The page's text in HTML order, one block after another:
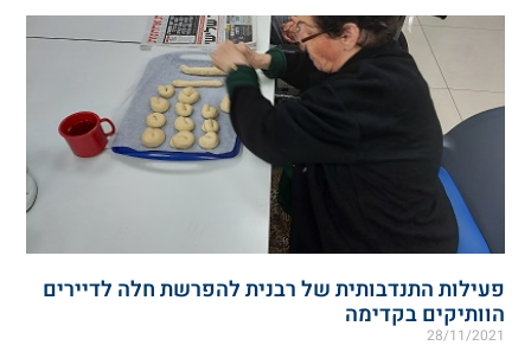
פעילות התנדבותית של רבנית להפרשת חלה לדיירים
הוותיקים בקדימה
28/11/2021